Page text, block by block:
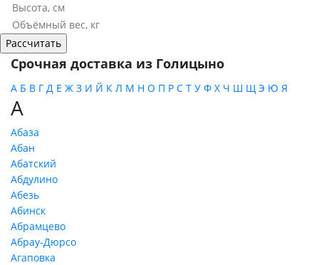
Срочная доставка из Голицыно
А Б В Г Д Е Ж З И Й К Л М Н О П Р С Т У Ф Х Ч Ш Щ Э Ю Я
А
Абаза
Абан
Абатский
Абдулино
Абезь
Абинск
Абрамцево
Абрау-Дюрсо
Агаповка